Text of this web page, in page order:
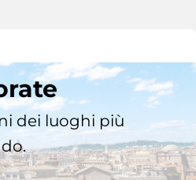
dei luoghi più